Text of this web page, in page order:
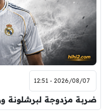
2026/08/07 - 12:51
ضربة مزدوجة لبرشلونة